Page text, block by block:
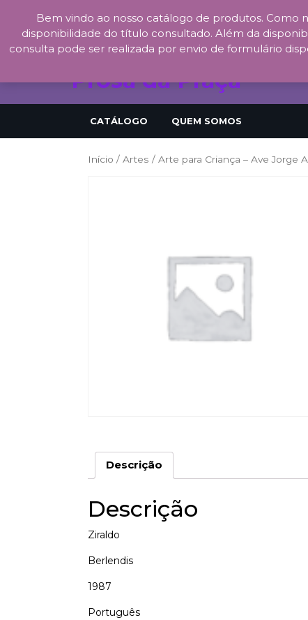
to
Prosa da Praça
CATÁLOGO QUEM SOMOS
Início / Artes / Arte para Criança – Ave Jorge
Descrição
Descrição
Ziraldo
Berlendis
1987
Português
Bem vindo ao nosso catálogo de produtos. Como
disponibilidade do título consultado. Além da
consulta pode ser realizada por envio de formulário